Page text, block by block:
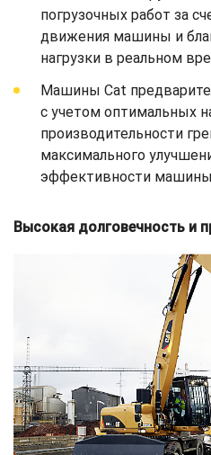
погрузочных работ за
движения машины и
нагрузки в реальном
Машины Cat
с учетом оптимальных
производительности
максимального
эффективности машины
Высокая долговечность и